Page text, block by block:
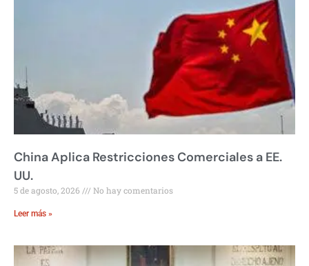
China Aplica Restricciones Comerciales a EE.
UU.
5 de agosto, 2026 No hay comentarios
Leer más »